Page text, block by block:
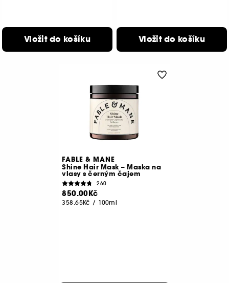
Vložit do košíku Vložit do košíku
FABLE & MANE
Shine Hair Mask – Maska na
vlasy s černým čajem
260
850.00Kč
358.65Kč / 100ml